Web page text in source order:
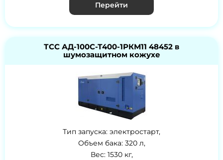
Перейти
ТСС АД-100С-Т400-1РКМ11 48452 в
шумозащитном кожухе
Тип запуска: электростарт,
Объем бака: 320 л,
Вес: 1530 кг,